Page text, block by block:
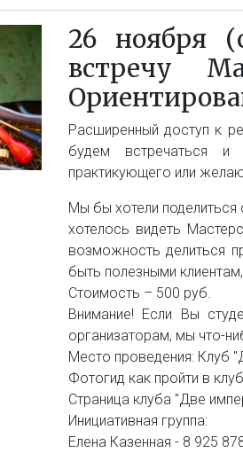
26 ноября
встречу
Расширенный доступ к
будем встречаться и
практикующего или
Мы бы хотели
хотелось видеть
возможность делиться
быть полезными
Стоимость – 500 руб.
Внимание! Если Вы
организаторам, мы что-
Место проведения: Клуб
Фотогид как пройти в
Страница клуба "Две
Инициативная группа:
Елена Казенная - 8 925